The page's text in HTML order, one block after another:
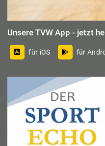
Unsere TVW App - jetzt
für iOS für